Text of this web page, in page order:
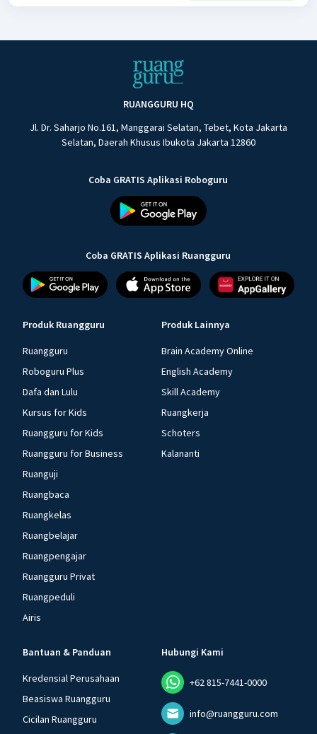
RUANGGURU HQ
Jl. Dr. Saharjo No.161, Manggarai Selatan, Tebet, Kota Jakarta
Selatan, Daerah Khusus Ibukota Jakarta 12860
Coba GRATIS Aplikasi Roboguru
Coba GRATIS Aplikasi Ruangguru
Produk Ruangguru
Ruangguru
Roboguru Plus
Dafa dan Lulu
Kursus for Kids
Ruangguru for Kids
Ruangguru for Business
Ruanguji
Ruangbaca
Ruangkelas
Ruangbelajar
Ruangpengajar
Ruangguru Privat
Ruangpeduli
Airis
Produk Lainnya
Brain Academy Online
English Academy
Skill Academy
Ruangkerja
Schoters
Kalananti
Bantuan & Panduan
Kredensial Perusahaan
Beasiswa Ruangguru
Cicilan Ruangguru
Hubungi Kami
+62 815-7441-0000
info@ruangguru.com